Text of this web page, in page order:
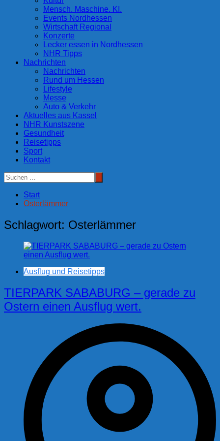
Mensch. Maschine. KI.
Events Nordhessen
Wirtschaft Regional
Konzerte
Lecker essen in Nordhessen
NHR Tipps
Nachrichten
Nachrichten
Rund um Hessen
Lifestyle
Messe
Auto & Verkehr
Aktuelles aus Kassel
NHR Kunstszene
Gesundheit
Reisetipps
Sport
Kontakt
Start
Osterlämmer
Schlagwort: Osterlämmer
Ausflug und Reisetipps
TIERPARK SABABURG – gerade zu
Ostern einen Ausflug wert.